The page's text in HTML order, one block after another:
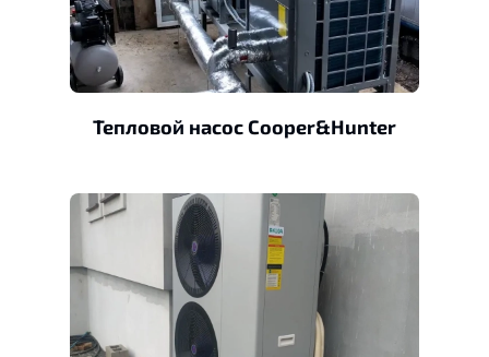
Тепловой насос Сooper&Нunter